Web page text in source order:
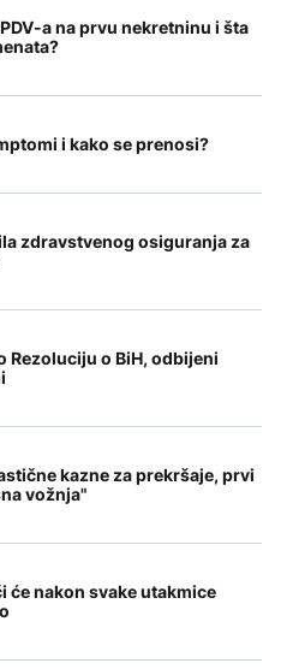
a na prvu nekretninu i šta
i kako se prenosi?
zdravstvenog osiguranja za
Rezoluciju o BiH, odbijeni
kazne za prekršaje, prvi
vožnja"
će nakon svake utakmice